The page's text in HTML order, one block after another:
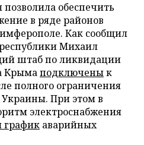
позволила обеспечить
в ряде районов
Как сообщил
Михаил
штаб по ликвидации
Крымаподключенык
полного ограничения
Украины. При этом в
электроснабжения
график аварийных